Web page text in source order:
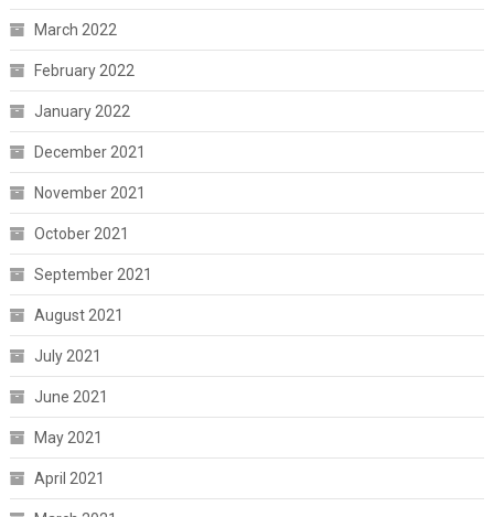
March 2022
February 2022
January 2022
December 2021
November 2021
October 2021
September 2021
August 2021
July 2021
June 2021
May 2021
April 2021